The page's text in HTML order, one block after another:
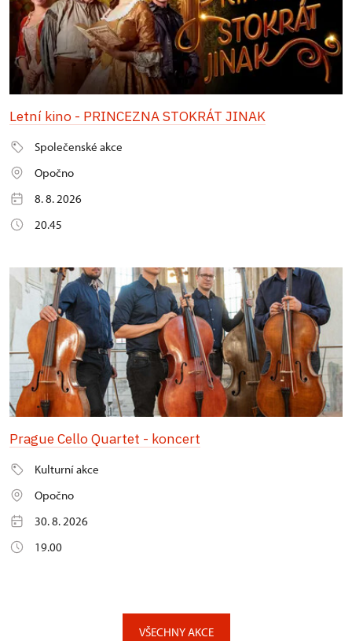
Letní kino - PRINCEZNA STOKRÁT JINAK
Společenské akce
Opočno
8. 8. 2026
20.45
Prague Cello Quartet - koncert
Kulturní akce
Opočno
30. 8. 2026
19.00
VŠECHNY AKCE